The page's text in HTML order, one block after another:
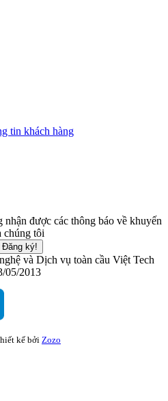
tin khách hàng
được các thông báo về khuyến
chúng tôi
Đăng ký!
và Dịch vụ toàn cầu Việt Tech
05/2013
kế bởi Zozo